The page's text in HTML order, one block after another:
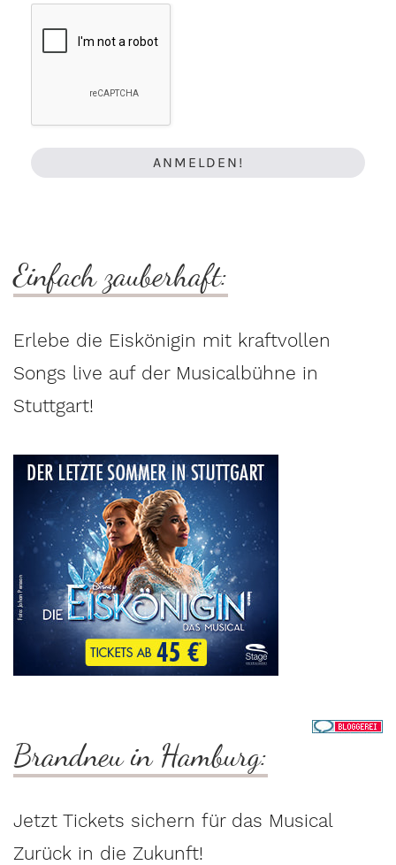
Einfach zauberhaft:
Erlebe die Eiskönigin mit kraftvollen
Songs live auf der Musicalbühne in
Stuttgart!
Brandneu in Hamburg:
Jetzt Tickets sichern für das Musical
Zurück in die Zukunft!